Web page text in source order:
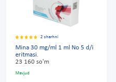
2 sharhni
Mina 30 mg/ml 1 ml No 5 d/i
eritmasi.
23 160 so'm
Mavjud